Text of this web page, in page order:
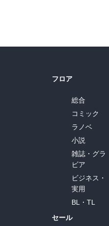
フロア
総合
コミック
ラノベ
小説
雑誌・グラ
ビア
ビジネス・
実用
BL・TL
セール